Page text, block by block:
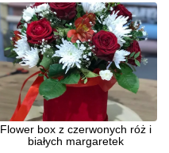
Flower box z czerwonych róż i
białych margaretek